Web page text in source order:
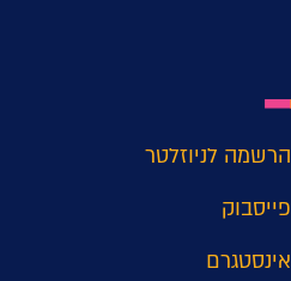
הרשמה לניוזלטר
פייסבוק
אינסטגרם